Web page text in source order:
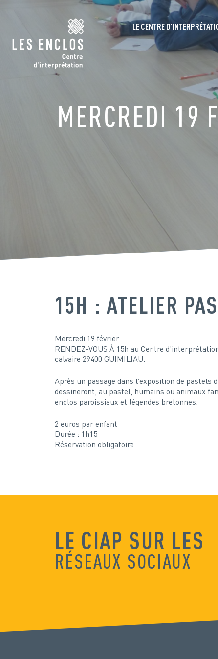
LE CENTRE
MERCREDI 19
15H : ATELIER
Mercredi 19 février
RENDEZ-VOUS À 15h au Centre
calvaire 29400 GUIMILIAU.
Après un passage dans l’exposition de pastels
dessineront, au pastel, humains ou animaux
enclos paroissiaux et légendes bretonnes.
2 euros par enfant
Durée : 1h15
Réservation obligatoire
LE CIAP SUR LES
RÉSEAUX SOCIAUX